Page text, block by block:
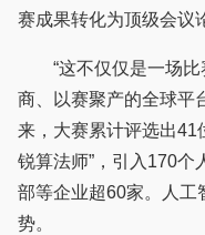
赛成果转化为顶级会议
“这不仅仅是一场比
商、以赛聚产的全球平
来，大赛累计评选出41
锐算法师”，引入170个
部等企业超60家。人工
势。